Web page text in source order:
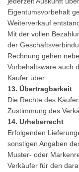
Eigentumsvorbehalt
Weiterverkauf
Mit der vollen
der
Rechnung gehen
Vorbehaltsware auch
Käufer über.
13. Übertragbarkeit
Die Rechte des
Zustimmung des
14. Urheberrecht
Erfolgenden
sonstigen Angaben
Muster- oder
Verkäufer für den